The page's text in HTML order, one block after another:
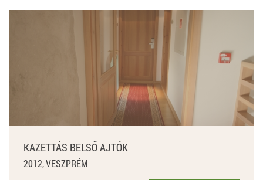
KAZETTÁS BELSŐ AJTÓK
2012, VESZPRÉM